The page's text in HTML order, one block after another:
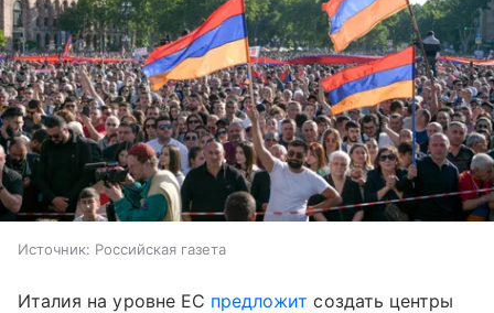
Источник: Российская газета
Италия на уровне ЕС предложит создать центры